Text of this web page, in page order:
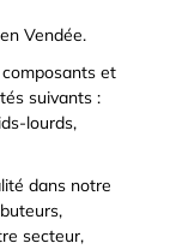
Vendée.
et
suivants :
lourds,
dans notre
secteur,